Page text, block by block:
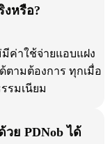
งหรือ?
มีค่าใช้จ่ายแอบแฝง
ตามต้องการ ทุกเมื่อ
รมเนียม
ย PDNob ได้